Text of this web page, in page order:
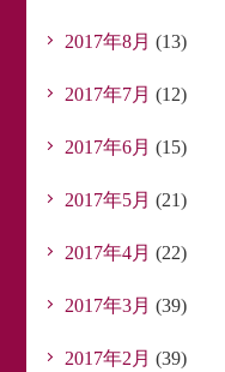
2017年8月 (13)
2017年7月 (12)
2017年6月 (15)
2017年5月 (21)
2017年4月 (22)
2017年3月 (39)
2017年2月 (39)